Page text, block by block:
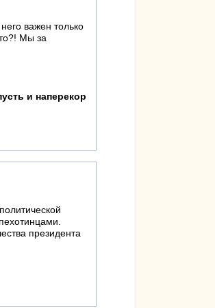
важен только
Мы за
и наперекор
президента